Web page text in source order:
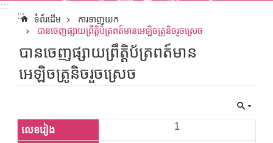
:::
:::
ទំព័រដើម
ការទាញយក
បានចេញផ្សាយព្រឹត្តិប័ត្រពត៍មានអេឡិចត្រូនិចរួចស្រេច
បានចេញផ្សាយព្រឹត្តិប័ត្រពត៍មាន
អេឡិចត្រូនិចរួចស្រេច
1